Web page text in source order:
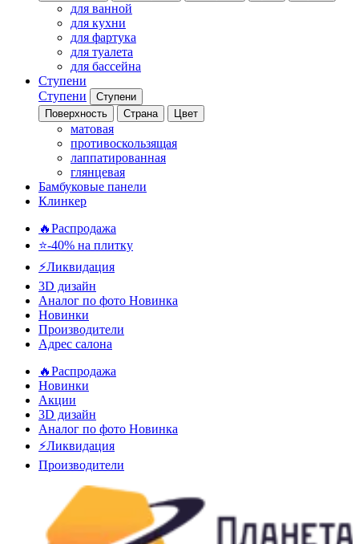
для ванной
для кухни
для фартука
для туалета
для бассейна
Ступени
Ступени
Ступени
Поверхность
Страна Цвет
матовая
противоскользящая
лаппатированная
глянцевая
Бамбуковые панели
Клинкер
🔥Распродажа
⭐-40% на плитку
⚡️Ликвидация
3D дизайн
Аналог по фото Новинка
Новинки
Производители
Адрес салона
🔥Распродажа
Новинки
Акции
3D дизайн
Аналог по фото Новинка
⚡Ликвидация
Производители